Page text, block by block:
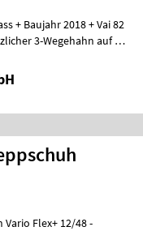
+ Baujahr 2018 + Vai 82
3-Wegehahn auf der
Flex+ 12/48 -